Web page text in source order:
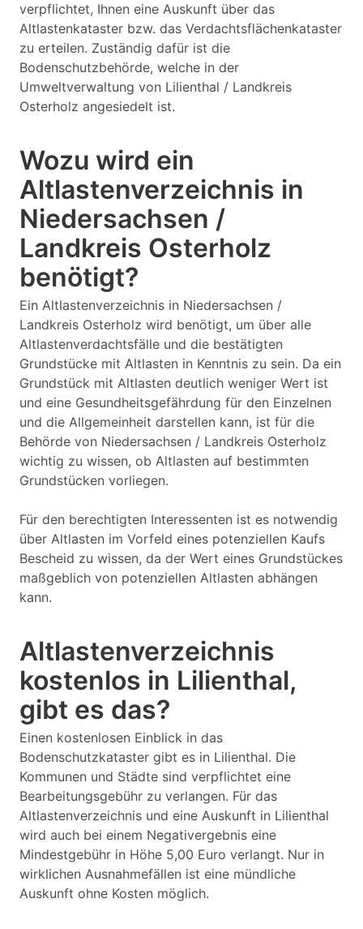
verpflichtet, Ihnen eine Auskunft über das
Altlastenkataster bzw. das Verdachtsflächenkataster
zu erteilen. Zuständig dafür ist die
Bodenschutzbehörde, welche in der
Umweltverwaltung von Lilienthal / Landkreis
Osterholz angesiedelt ist.
Wozu wird ein
Altlastenverzeichnis in
Niedersachsen /
Landkreis Osterholz
benötigt?
Ein Altlastenverzeichnis in Niedersachsen /
Landkreis Osterholz wird benötigt, um über alle
Altlastenverdachtsfälle und die bestätigten
Grundstücke mit Altlasten in Kenntnis zu sein. Da ein
Grundstück mit Altlasten deutlich weniger Wert ist
und eine Gesundheitsgefährdung für den Einzelnen
und die Allgemeinheit darstellen kann, ist für die
Behörde von Niedersachsen / Landkreis Osterholz
wichtig zu wissen, ob Altlasten auf bestimmten
Grundstücken vorliegen.
Für den berechtigten Interessenten ist es notwendig
über Altlasten im Vorfeld eines potenziellen Kaufs
Bescheid zu wissen, da der Wert eines Grundstückes
maßgeblich von potenziellen Altlasten abhängen
kann.
Altlastenverzeichnis
kostenlos in Lilienthal,
gibt es das?
Einen kostenlosen Einblick in das
Bodenschutzkataster gibt es in Lilienthal. Die
Kommunen und Städte sind verpflichtet eine
Bearbeitungsgebühr zu verlangen. Für das
Altlastenverzeichnis und eine Auskunft in Lilienthal
wird auch bei einem Negativergebnis eine
Mindestgebühr in Höhe 5,00 Euro verlangt. Nur in
wirklichen Ausnahmefällen ist eine mündliche
Auskunft ohne Kosten möglich.